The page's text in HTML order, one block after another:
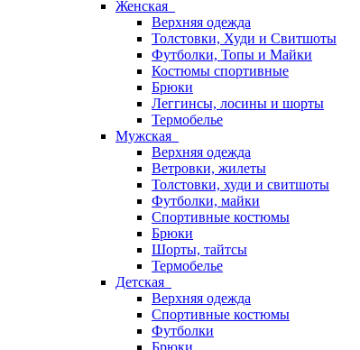
Женская
Верхняя одежда
Толстовки, Худи и Свитшоты
Футболки, Топы и Майки
Костюмы спортивные
Брюки
Леггинсы, лосины и шорты
Термобелье
Мужская
Верхняя одежда
Ветровки, жилеты
Толстовки, худи и свитшоты
Футболки, майки
Спортивные костюмы
Брюки
Шорты, тайтсы
Термобелье
Детская
Верхняя одежда
Спортивные костюмы
Футболки
Брюки